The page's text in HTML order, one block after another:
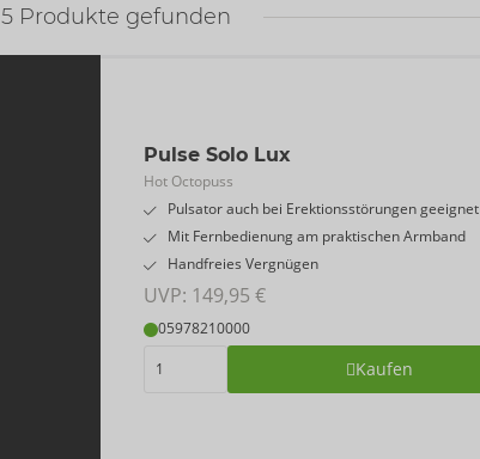
5 Produkte gefunden
Pulse Solo Lux
Hot Octopuss
Pulsator auch bei Erektionsstörungen geeignet
Mit Fernbedienung am praktischen Armband
Handfreies Vergnügen
UVP: 149,95 €
05978210000
Kaufen